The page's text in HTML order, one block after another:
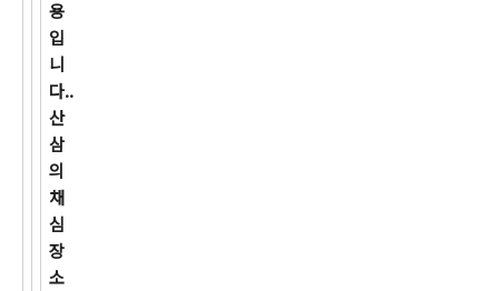
용
입
니
다..
산
삼
의
채
심
장
소